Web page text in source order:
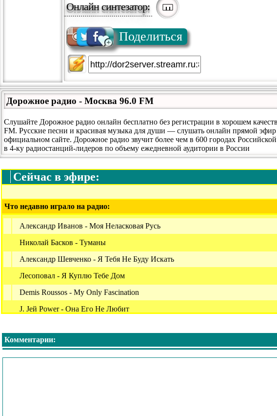
Онлайн синтезатор:
Поделиться
Дорожное радио - Москва 96.0 FM
Слушайте Дорожное радио онлайн бесплатно без регистрации в хорошем
FM. Русские песни и красивая музыка для души ― слушать онлайн прямой
официальном сайте. Дорожное радио звучит более чем в 600 городах
в 4-ку радиостанций-лидеров по объему ежедневной аудитории в России
Сейчас в эфире:
Что недавно играло на радио:
Александр Иванов - Моя Неласковая Русь
Николай Басков - Туманы
Александр Шевченко - Я Тебя Не Буду Искать
Лесоповал - Я Куплю Тебе Дом
Demis Roussos - My Only Fascination
J. Jей Power - Она Его Не Любит
Полина Гагарина И Игорь Крутой - Море
Александр Эгромжан И Людмила Соколова - Это Было Красиво
Комментарии: